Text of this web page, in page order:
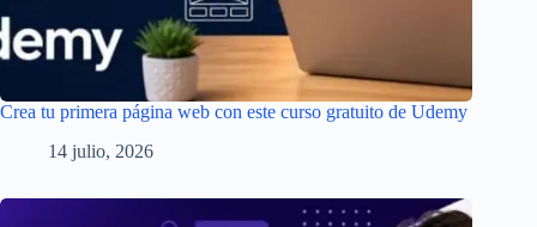
Crea tu primera página web con este curso gratuito de Udemy
14 julio, 2026